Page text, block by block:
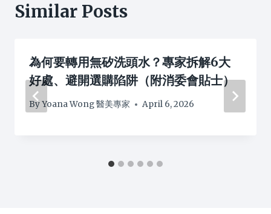
Similar Posts
為何要轉用無矽洗頭水？專家拆解6大
好處、避開選購陷阱（附消委會貼士）
ByYoana Wong 醫美專家 April 6, 2026